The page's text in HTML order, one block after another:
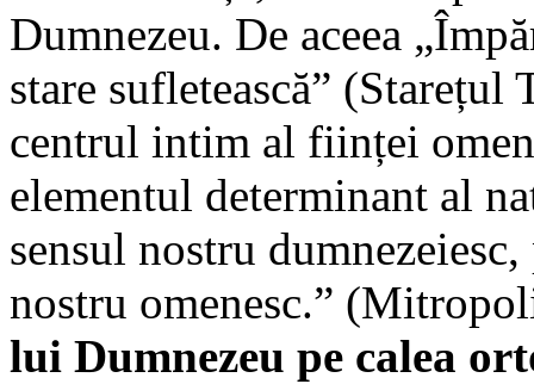
Dumnezeu. De aceea
stare sufletească” (Starețul
centrul intim al ființei
elementul determinant al
sensul nostru
nostru omenesc.”
lui Dumnezeu pe calea